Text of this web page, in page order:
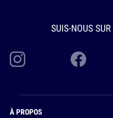
SUIS-NOUS SUR
À PROPOS